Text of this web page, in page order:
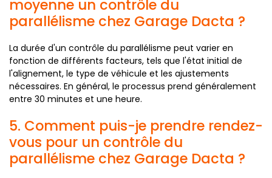
moyenne un contrôle du
parallélisme chez Garage Dacta ?
La durée d'un contrôle du parallélisme peut varier en
fonction de différents facteurs, tels que l'état initial de
l'alignement, le type de véhicule et les ajustements
nécessaires. En général, le processus prend généralement
entre 30 minutes et une heure.
5. Comment puis-je prendre rendez-
vous pour un contrôle du
parallélisme chez Garage Dacta ?